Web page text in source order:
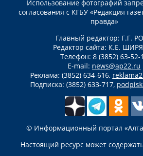
Использование фотографий
согласования с КГБУ «Редакция
правда»
Главный редактор: Г.Г.
Редактор сайта: К.Е.
Телефон: 8 (3852) 63-52-
E-mail: news@ap22.ru
Реклама: (3852) 634-616,
Подписка: (3852) 633-717,
© Информационный портал
Настоящий ресурс может